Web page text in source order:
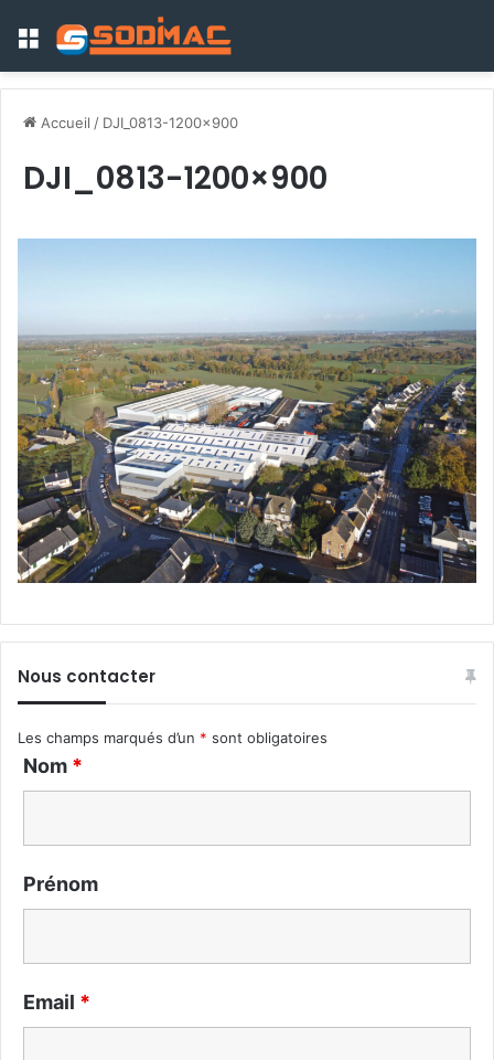
Menu
Accueil / DJI_0813-1200×900
DJI_0813-1200×900
Nous contacter
Les champs marqués d’un * sont obligatoires
Nom *
Prénom
Email *